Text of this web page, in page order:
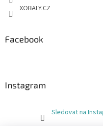
XOBALY.CZ
Facebook
Instagram
Sledovat na